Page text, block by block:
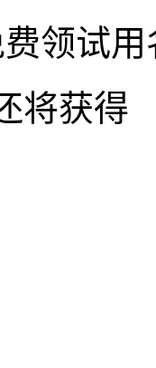
领试用
将获得